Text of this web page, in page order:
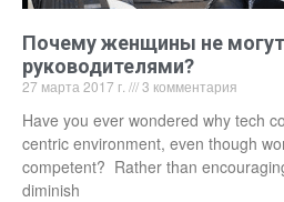
Почему женщины не
руководителями?
27 марта 2017 г. 3 комментария
Have you ever wondered why tech
centric environment, even though
competent? Rather than
diminish